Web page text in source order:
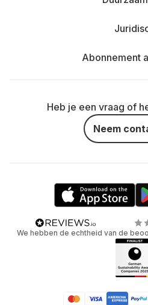
Abonnement
Heb je een vraag of
Neem
We hebben de echtheid van de